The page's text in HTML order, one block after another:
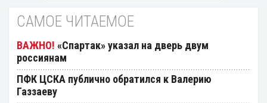
САМОЕ ЧИТАЕМОЕ
«Спартак» указал на дверь двум
россиянам
ПФК ЦСКА публично обратился к Валерию
Газзаеву